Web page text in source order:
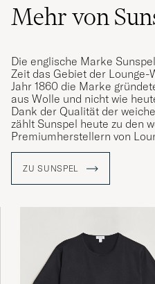
Mehr von
Die englische Marke
Zeit das Gebiet der Lounge-
Jahr 1860 die Marke
aus Wolle und nicht wie
Dank der Qualität der
zählt Sunspel heute zu den
Premiumherstellern von
verfolgt konstant diese Linie
ZU SUNSPEL